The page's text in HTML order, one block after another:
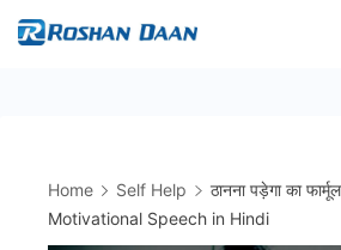
Skip
Home Self Help
ठानना पड़ेगा का
Motivational Speech in Hindi